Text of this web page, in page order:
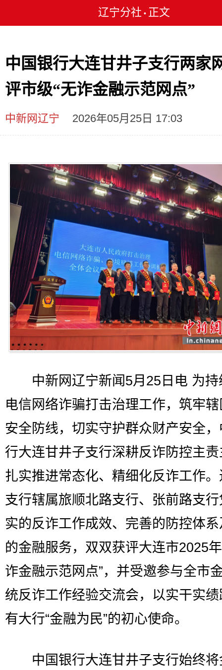
辽宁分社 • 正文
中国银行大连甘井子支行两家
评市级“无诈金融示范网点”
中新网辽宁 2026年05月25日 17:03
中新网辽宁新闻5月25日电 为持
电信网络诈骗打击治理工作，筑牢
安全防线，切实守护群众财产安全
行大连甘井子支行深耕反诈防控主
扎实推进常态化、精细化反诈工作
支行辖属旅顺北路支行、张前路支
实的反诈工作成效、完善的防控体
的金融服务，双双获评大连市2025
诈金融示范网点”，并受邀参与全市
统反诈工作经验交流会，以实干实
有大行“金融为民”的初心使命。
中国银行大连甘井子支行始终将